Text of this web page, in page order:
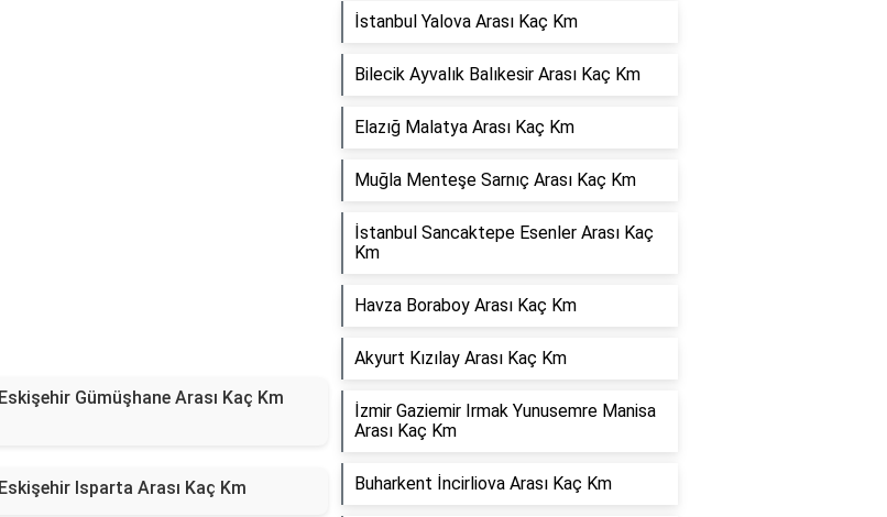
Eskişehir Gümüşhane Arası Kaç Km
Eskişehir Isparta Arası Kaç Km
İstanbul Yalova Arası Kaç Km
Bilecik Ayvalık Balıkesir Arası Kaç Km
Elazığ Malatya Arası Kaç Km
Muğla Menteşe Sarnıç Arası Kaç Km
İstanbul Sancaktepe Esenler Arası Kaç
Km
Havza Boraboy Arası Kaç Km
Akyurt Kızılay Arası Kaç Km
İzmir Gaziemir Irmak Yunusemre Manisa
Arası Kaç Km
Buharkent İncirliova Arası Kaç Km